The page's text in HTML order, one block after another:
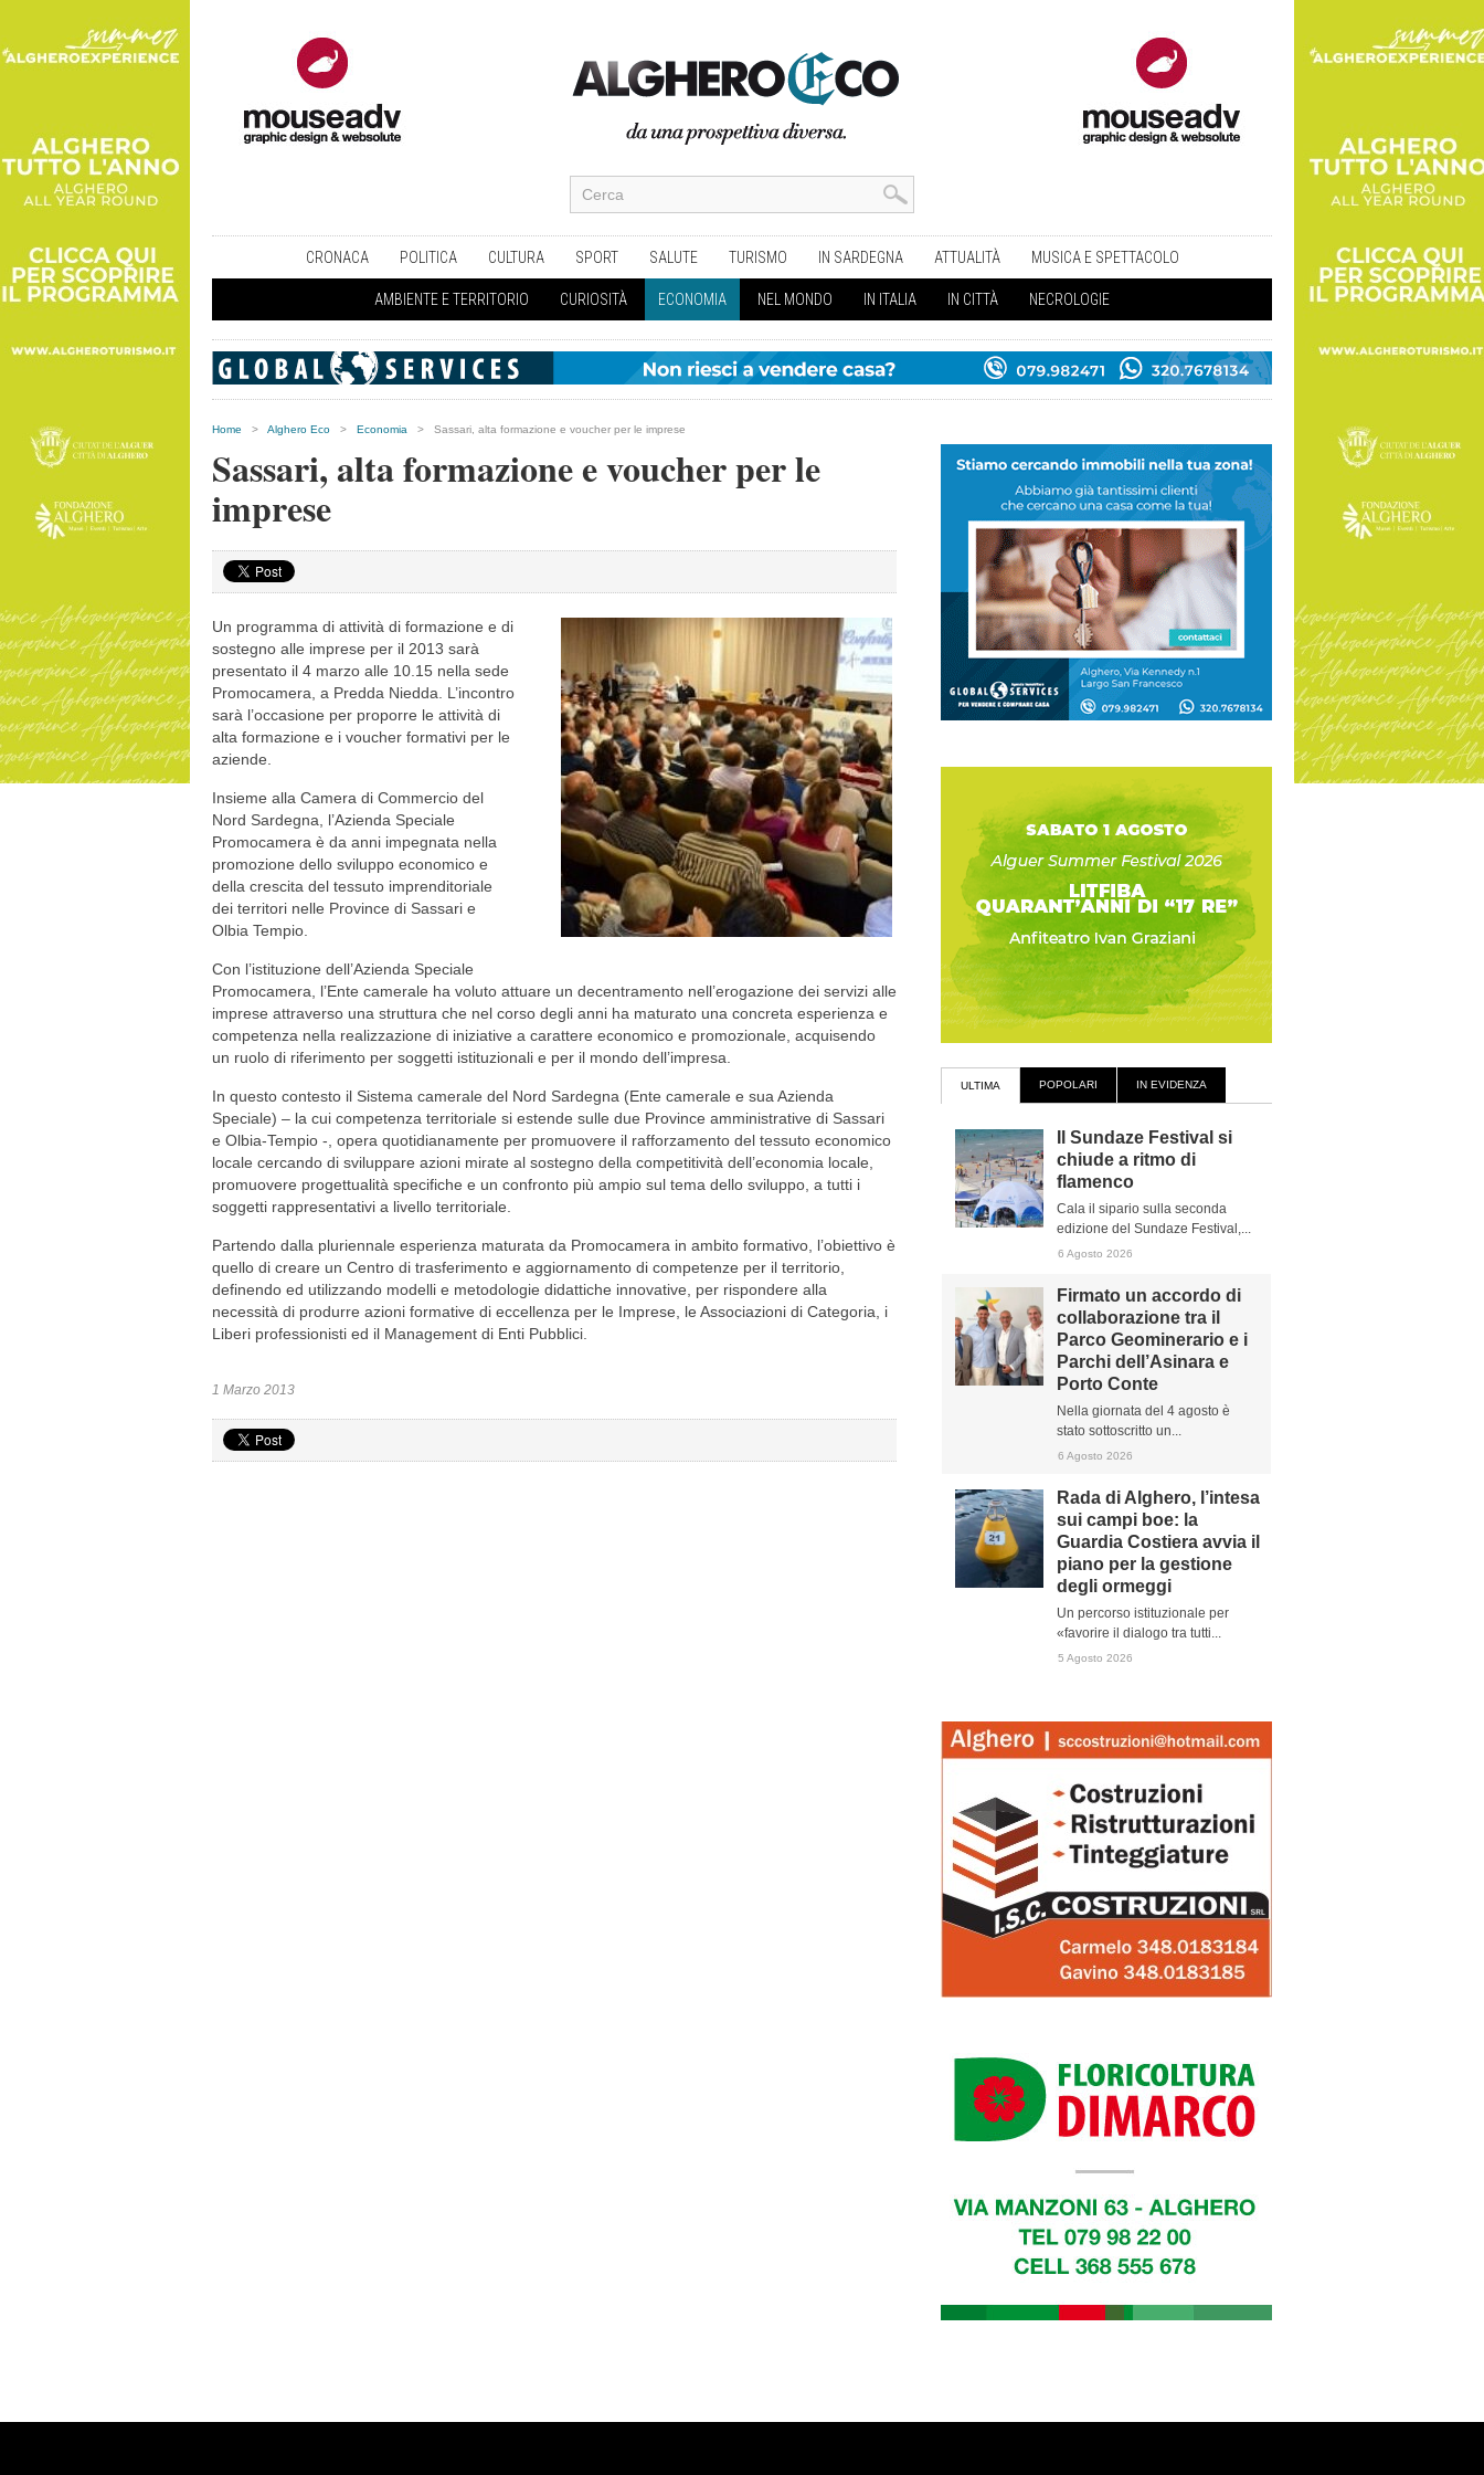
CRONACA POLITICA CULTURA SPORT SALUTE TURISMO IN SARDEGNA ATTUALITÀ MUSICA E SPETTACOLO
AMBIENTE E TERRITORIO CURIOSITÀ ECONOMIA NEL MONDO IN ITALIA IN CITTÀ NECROLOGIE
Home > Alghero Eco > Economia > Sassari, alta formazione e voucher per le imprese
Sassari, alta formazione e voucher per le
imprese
Un programma di attività di formazione e di
sostegno alle imprese per il 2013 sarà
presentato il 4 marzo alle 10.15 nella sede
Promocamera, a Predda Niedda. L’incontro
sarà l’occasione per proporre le attività di
alta formazione e i voucher formativi per le
aziende.
Insieme alla Camera di Commercio del
Nord Sardegna, l’Azienda Speciale
Promocamera è da anni impegnata nella
promozione dello sviluppo economico e
della crescita del tessuto imprenditoriale
dei territori nelle Province di Sassari e
Olbia Tempio.
Con l’istituzione dell’Azienda Speciale
Promocamera, l’Ente camerale ha voluto attuare un decentramento nell’erogazione dei servizi alle
imprese attraverso una struttura che nel corso degli anni ha maturato una concreta esperienza e
competenza nella realizzazione di iniziative a carattere economico e promozionale, acquisendo
un ruolo di riferimento per soggetti istituzionali e per il mondo dell’impresa.
In questo contesto il Sistema camerale del Nord Sardegna (Ente camerale e sua Azienda
Speciale) – la cui competenza territoriale si estende sulle due Province amministrative di Sassari
e Olbia-Tempio -, opera quotidianamente per promuovere il rafforzamento del tessuto economico
locale cercando di sviluppare azioni mirate al sostegno della competitività dell’economia locale,
promuovere progettualità specifiche e un confronto più ampio sul tema dello sviluppo, a tutti i
soggetti rappresentativi a livello territoriale.
Partendo dalla pluriennale esperienza maturata da Promocamera in ambito formativo, l’obiettivo è
quello di creare un Centro di trasferimento e aggiornamento di competenze per il territorio,
definendo ed utilizzando modelli e metodologie didattiche innovative, per rispondere alla
necessità di produrre azioni formative di eccellenza per le Imprese, le Associazioni di Categoria, i
Liberi professionisti ed il Management di Enti Pubblici.
1 Marzo 2013
ULTIMA POPOLARI IN EVIDENZA
Il Sundaze Festival si
chiude a ritmo di
flamenco
Cala il sipario sulla seconda
edizione del Sundaze Festival,...
6 Agosto 2026
Firmato un accordo di
collaborazione tra il
Parco Geominerario e i
Parchi dell’Asinara e
Porto Conte
Nella giornata del 4 agosto è
stato sottoscritto un...
6 Agosto 2026
Rada di Alghero, l’intesa
sui campi boe: la
Guardia Costiera avvia il
piano per la gestione
degli ormeggi
Un percorso istituzionale per
«favorire il dialogo tra tutti...
5 Agosto 2026